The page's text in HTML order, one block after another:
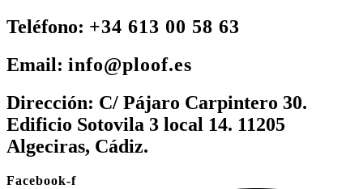
Teléfono: +34 613 00 58 63
Email: info@ploof.es
Dirección: C/ Pájaro Carpintero 30.
Edificio Sotovila 3 local 14. 11205
Algeciras, Cádiz.
Facebook-f